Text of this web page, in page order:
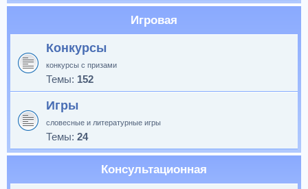
Игровая
Конкурсы
конкурсы с призами
Темы: 152
Игры
словесные и литературные игры
Темы: 24
Консультационная